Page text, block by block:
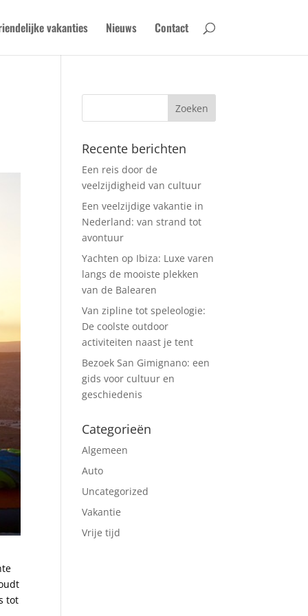
vakanties Nieuws Contact
tot
Recente berichten
Een reis door de
veelzijdigheid van cultuur
Een veelzijdige vakantie in
Nederland: van strand tot
avontuur
Yachten op Ibiza: Luxe varen
langs de mooiste plekken
van de Balearen
Van zipline tot speleologie:
De coolste outdoor
activiteiten naast je tent
Bezoek San Gimignano: een
gids voor cultuur en
geschiedenis
Categorieën
Algemeen
Auto
Uncategorized
Vakantie
Vrije tijd